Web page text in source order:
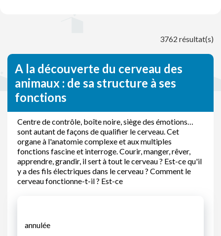
3762 résultat(s)
A la découverte du cerveau des
animaux : de sa structure à ses
fonctions
Centre de contrôle, boîte noire, siège des émotions…
sont autant de façons de qualifier le cerveau. Cet
organe à l'anatomie complexe et aux multiples
fonctions fascine et interroge. Courir, manger, rêver,
apprendre, grandir, il sert à tout le cerveau ? Est-ce qu'il
y a des fils électriques dans le cerveau ? Comment le
cerveau fonctionne-t-il ? Est-ce
annulée